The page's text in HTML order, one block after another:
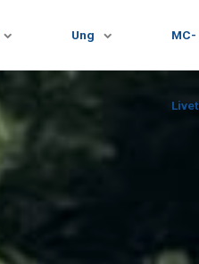
Ung MC-
Livet